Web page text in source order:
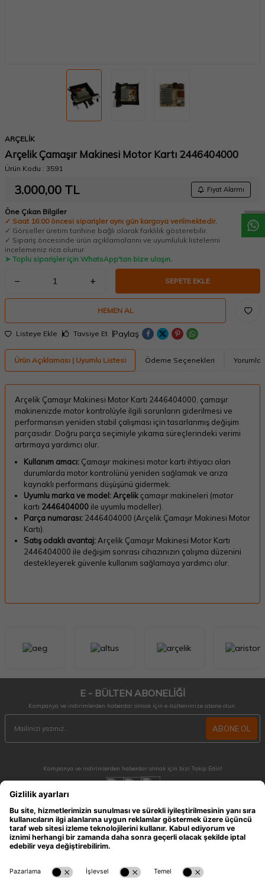
W
h
a
t
a
p
p
D
e
s
t
e
H
a
t
t
ARÇELİK
Arçelik Çamaşır Makinesi Motor Kartı 2446404000
Ürün Kodu : 3591
3.000,00 TL Fiyat Alarmı
Öne Çıkan Bilgiler
✓ Saat 16:00 öncesi siparişler aynı gün kargoya verilmektedir.
✓ Görseller üretim tarihine bağlı olarak farklılık gösterebilir.
✓ Sipariş öncesinde ürün açıklamalarını ve uyumluluk listelerini
incelemeniz rica olunur.
➤ Toplu siparişler için WhatsApp'tan bize ulaşın.
SEPETE EKLE
HEMEN AL
Listeye Ekle Tavsiye Et Paylaş
Ürün Açıklaması | Uyumlu Listesi Ödeme Seçenekleri Yorumlar
Arçelik Çamaşır Makinesi Motor Kartı 2446404000, çamaşır
makinenizde motor kontrolüyle ilgili sorunların giderilmesi ve
performansın yeniden stabil çalışması için tasarlanmış değişim
parçasıdır. Doğru parça seçimiyle yıkama süreçlerindeki verimi
artırmaya yardımcı olur.
Kullanım amacı: Çamaşır makinesi motor kartı ihtiyacı olan
durumlarda motor kontrolünü yeniden sağlamak ve arıza
kaynaklı performans düşüşünü gidermek.
Uyumlu marka ve model:Arçelik çamaşır makineleri (motor
kartı 2446404000 ile uyumlu modeller).
Parça numarası: 2446404000 (Arçelik Çamaşır Makinesi Motor
Kartı).
Satış odaklı avantaj:Arçelik Çamaşır Makinesi Motor Kartı
2446404000 ile değişim sonrası cihazınızın çalışma düzenini
destekleyerek güvenle kullanım sağlamaya yardımcı olur.
E - BÜLTEN ABONELİĞİ
Kampanya ve indirimlerden haberdar olmak için e-bültenimize abone olun.
ABONE OL
Kampanya ve indirimlerden haberdar olmak için bizi Takip Edin!
MÜŞTERİ HİZMETLERİ
Hafta içi 09:30 - 18:30 / Hafta sonu 10:00 - 17:00 arası merak ettiğiniz tüm sorular ve
siparişleriniz için ulaşabilirsiniz.